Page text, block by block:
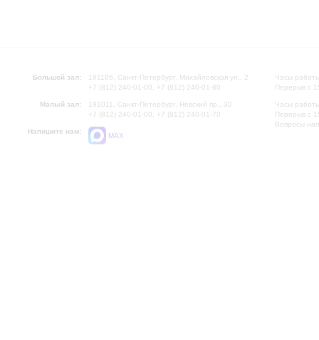
Большой зал:
191186, Санкт-Петербург, Михайловская ул., 2
+7 (812) 240-01-00, +7 (812) 240-01-80
Малый зал:
191011, Санкт-Петербург, Невский пр., 30
+7 (812) 240-01-00, +7 (812) 240-01-70
Напишите нам:
MAX
Часы
Перерыв с
Часы
Перерыв с
Вопросы